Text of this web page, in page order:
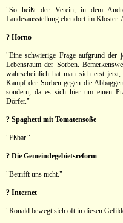
"So heißt der Verein, in dem
Landesausstellung ebendort im
? Horno
"Eine schwierige Frage aufgrund der
Lebensraum der Sorben.
wahrscheinlich hat man sich erst
Kampf der Sorben gegen die
sondern, da es sich hier um einen
Dörfer."
? Spaghetti mit Tomatensoße
"Eßbar."
? Die Gemeindegebietsreform
"Betrifft uns nicht."
? Internet
"Ronald bewegt sich oft in diesen